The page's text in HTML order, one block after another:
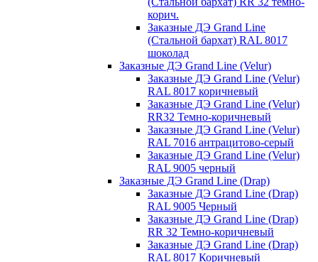
корич.
Заказные ДЭ Grand Line
(Стальной бархат) RAL 8017
шоколад
Заказные ДЭ Grand Line (Velur)
Заказные ДЭ Grand Line (Velur)
RAL 8017 коричневый
Заказные ДЭ Grand Line (Velur)
RR32 Темно-коричневый
Заказные ДЭ Grand Line (Velur)
RAL 7016 антрацитово-серый
Заказные ДЭ Grand Line (Velur)
RAL 9005 черный
Заказные ДЭ Grand Line (Drap)
Заказные ДЭ Grand Line (Drap)
RAL 9005 Черный
Заказные ДЭ Grand Line (Drap)
RR 32 Темно-коричневый
Заказные ДЭ Grand Line (Drap)
RAL 8017 Коричневый